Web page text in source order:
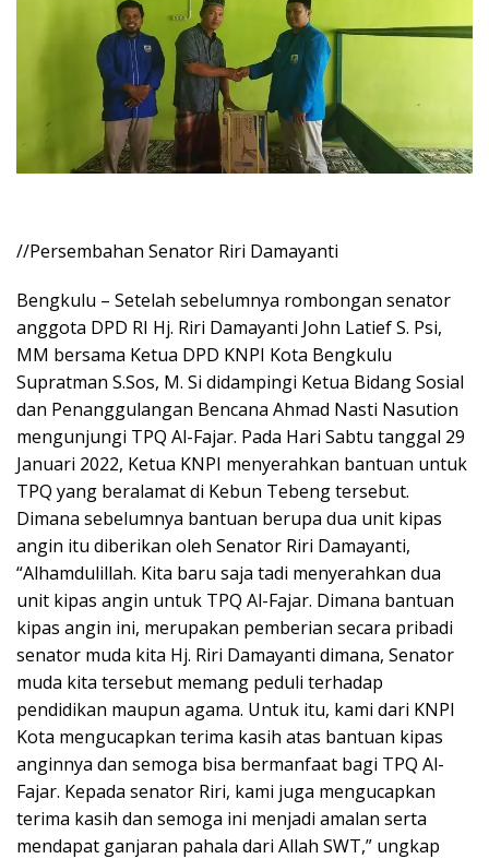
//Persembahan Senator Riri Damayanti
Bengkulu – Setelah sebelumnya rombongan senator
anggota DPD RI Hj. Riri Damayanti John Latief S. Psi,
MM bersama Ketua DPD KNPI Kota Bengkulu
Supratman S.Sos, M. Si didampingi Ketua Bidang Sosial
dan Penanggulangan Bencana Ahmad Nasti Nasution
mengunjungi TPQ Al-Fajar. Pada Hari Sabtu tanggal 29
Januari 2022, Ketua KNPI menyerahkan bantuan untuk
TPQ yang beralamat di Kebun Tebeng tersebut.
Dimana sebelumnya bantuan berupa dua unit kipas
angin itu diberikan oleh Senator Riri Damayanti,
“Alhamdulillah. Kita baru saja tadi menyerahkan dua
unit kipas angin untuk TPQ Al-Fajar. Dimana bantuan
kipas angin ini, merupakan pemberian secara pribadi
senator muda kita Hj. Riri Damayanti dimana, Senator
muda kita tersebut memang peduli terhadap
pendidikan maupun agama. Untuk itu, kami dari KNPI
Kota mengucapkan terima kasih atas bantuan kipas
anginnya dan semoga bisa bermanfaat bagi TPQ Al-
Fajar. Kepada senator Riri, kami juga mengucapkan
terima kasih dan semoga ini menjadi amalan serta
mendapat ganjaran pahala dari Allah SWT,” ungkap